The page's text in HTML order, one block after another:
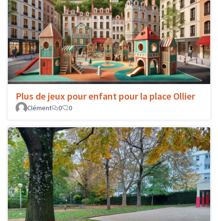
Plus de jeux pour enfant pour la place Ollier
Clément 0 0